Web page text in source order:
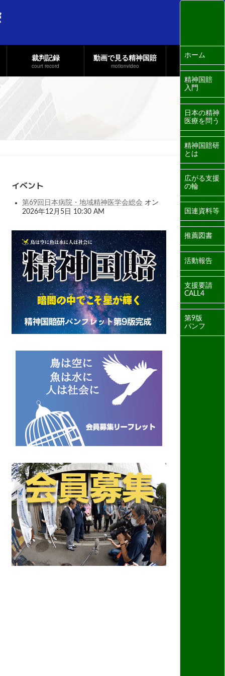
裁判記録
court record
動画で見る精神国賠
motionvideo
イベント
第69回日本病院・地域精神医学会総会 オン
2026年12月5日 10:30 AM
ホーム
精神国賠
入門
日本の精神
医療を問う
精神国賠研
とは
広がる支援
の輪
国連資料等
推薦図書
活動報告
支援要請
CALL4
第9版
パンフ